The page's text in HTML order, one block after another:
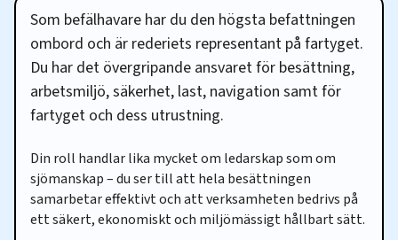
Som befälhavare har du den högsta befattningen
ombord och är rederiets representant på fartyget.
Du har det övergripande ansvaret för besättning,
arbetsmiljö, säkerhet, last, navigation samt för
fartyget och dess utrustning.
Din roll handlar lika mycket om ledarskap som om
sjömanskap – du ser till att hela besättningen
samarbetar effektivt och att verksamheten bedrivs på
ett säkert, ekonomiskt och miljömässigt hållbart sätt.